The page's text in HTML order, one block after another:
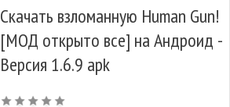
Скачать взломанную Human Gun!
[МОД открыто все] на Андроид -
Версия 1.6.9 apk